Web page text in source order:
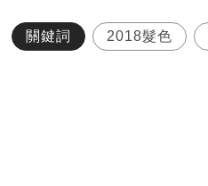
關鍵詞 2018髮色